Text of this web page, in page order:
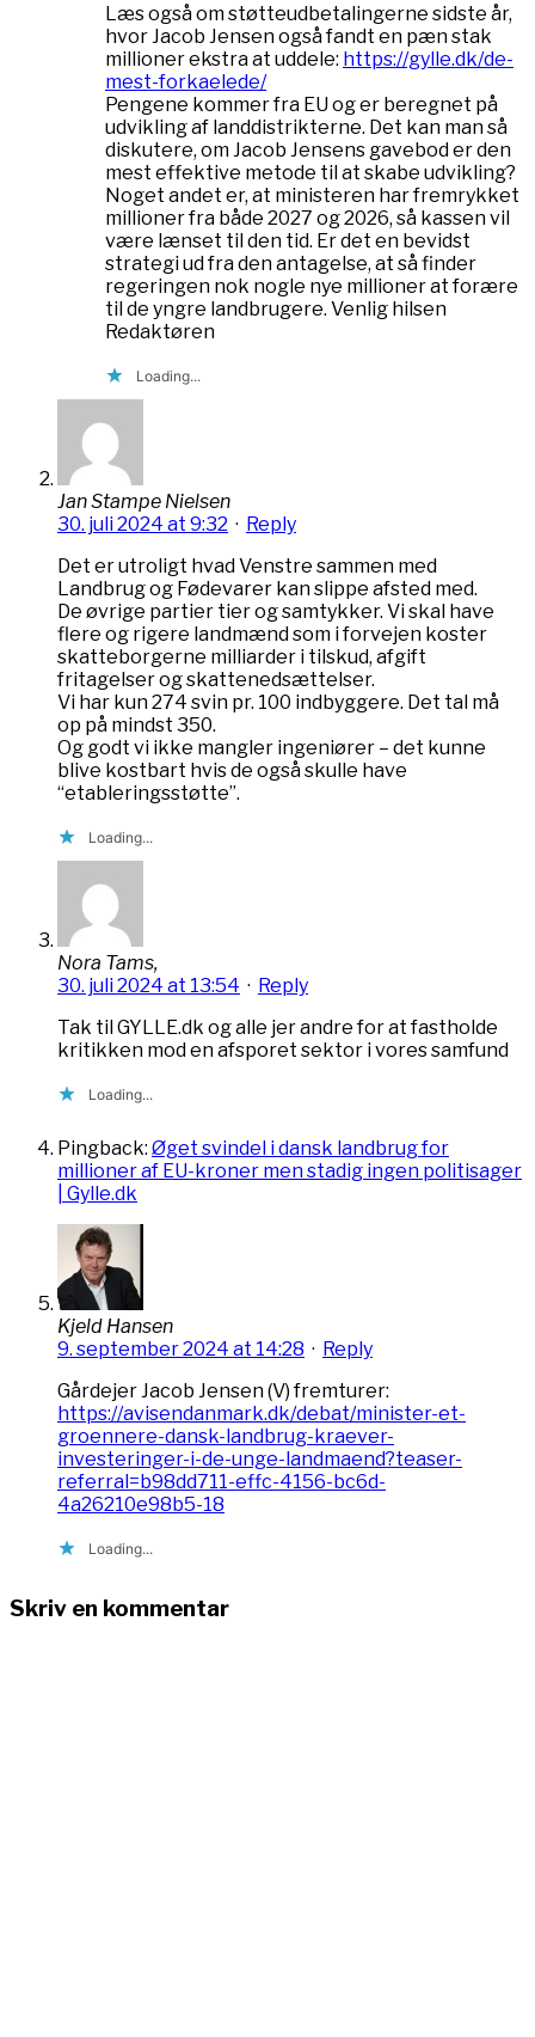
Læs også om støtteudbetalingerne sidste år,
hvor Jacob Jensen også fandt en pæn stak
millioner ekstra at uddele: https://gylle.dk/de-
mest-forkaelede/
Pengene kommer fra EU og er beregnet på
udvikling af landdistrikterne. Det kan man så
diskutere, om Jacob Jensens gavebod er den
mest effektive metode til at skabe udvikling?
Noget andet er, at ministeren har fremrykket
millioner fra både 2027 og 2026, så kassen vil
være lænset til den tid. Er det en bevidst
strategi ud fra den antagelse, at så finder
regeringen nok nogle nye millioner at forære
til de yngre landbrugere. Venlig hilsen
Redaktøren
Loading...
Jan Stampe Nielsen
30. juli 2024 at 9:32 · Reply
Det er utroligt hvad Venstre sammen med
Landbrug og Fødevarer kan slippe afsted med.
De øvrige partier tier og samtykker. Vi skal have
flere og rigere landmænd som i forvejen koster
skatteborgerne milliarder i tilskud, afgift
fritagelser og skattenedsættelser.
Vi har kun 274 svin pr. 100 indbyggere. Det tal må
op på mindst 350.
Og godt vi ikke mangler ingeniører – det kunne
blive kostbart hvis de også skulle have
“etableringsstøtte”.
Loading...
Nora Tams,
30. juli 2024 at 13:54 · Reply
Tak til GYLLE.dk og alle jer andre for at fastholde
kritikken mod en afsporet sektor i vores samfund
Loading...
Pingback: Øget svindel i dansk landbrug for
millioner af EU-kroner men stadig ingen politisager
| Gylle.dk
Kjeld Hansen
9. september 2024 at 14:28 · Reply
Gårdejer Jacob Jensen (V) fremturer:
https://avisendanmark.dk/debat/minister-et-
groennere-dansk-landbrug-kraever-
investeringer-i-de-unge-landmaend?teaser-
referral=b98dd711-effc-4156-bc6d-
4a26210e98b5-18
Loading...
Skriv en kommentar